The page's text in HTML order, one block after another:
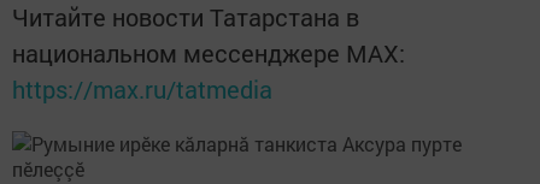
Читайте новости Татарстана в
национальном мессенджере MАХ:
https://max.ru/tatmedia